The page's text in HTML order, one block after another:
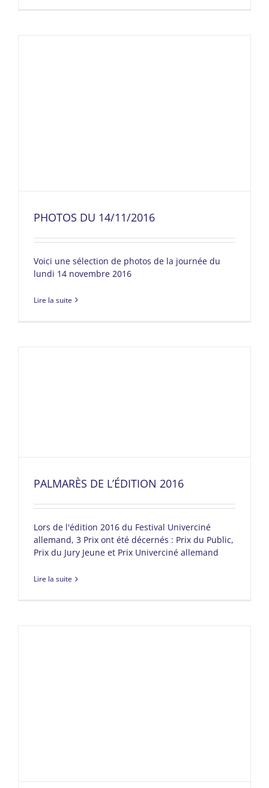
PHOTOS DU 14/11/2016
Voici une sélection de photos de la journée du
lundi 14 novembre 2016
Lire la suite
PALMARÈS DE L’ÉDITION 2016
Lors de l'édition 2016 du Festival Univerciné
allemand, 3 Prix ont été décernés : Prix du Public,
Prix du Jury Jeune et Prix Univerciné allemand
Lire la suite